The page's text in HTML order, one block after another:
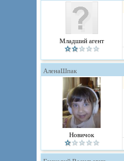
Младший агент
АленаШпак
Новичок